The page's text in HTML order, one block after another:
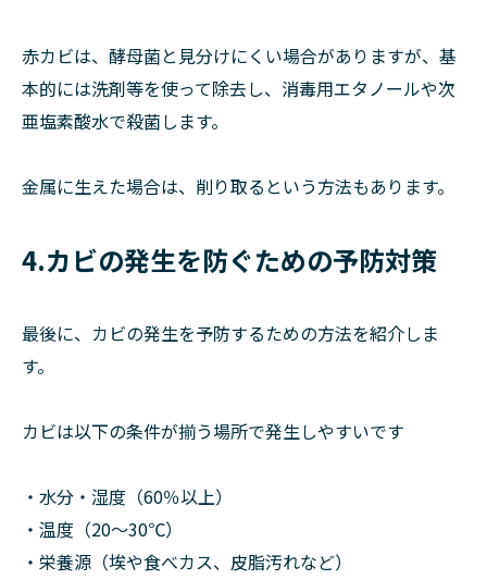
赤カビは、酵母菌と見分けにくい場合がありますが、基
本的には洗剤等を使って除去し、消毒用エタノールや次
亜塩素酸水で殺菌します。
金属に生えた場合は、削り取るという方法もあります。
4.カビの発生を防ぐための予防対策
最後に、カビの発生を予防するための方法を紹介しま
す。
カビは以下の条件が揃う場所で発生しやすいです
・水分・湿度（60％以上）
・温度（20～30℃）
・栄養源（埃や食べカス、皮脂汚れなど）